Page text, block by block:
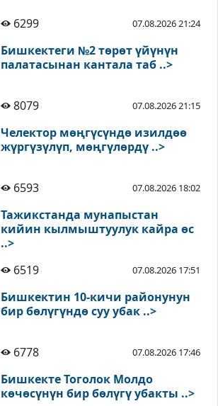
6299 07.08.2026 21:24
Бишкектеги №2 төрөт үйүнүн
палатасынан кантала таб ..>
8079 07.08.2026 21:15
Челектор мөңгүсүндө изилдөө
жүргүзүлүп, мөңгүлөрдү ..>
6593 07.08.2026 18:02
Тажикстанда мунапыстан
кийин кылмыштуулук кайра өс
..>
6519
07.08.2026 17:51
Бишкектин 10-кичи районунун
бир бөлүгүндө суу убак ..>
6778 07.08.2026 17:46
Бишкекте Тоголок Молдо
көчөсүнүн бир бөлүгү убакты ..>